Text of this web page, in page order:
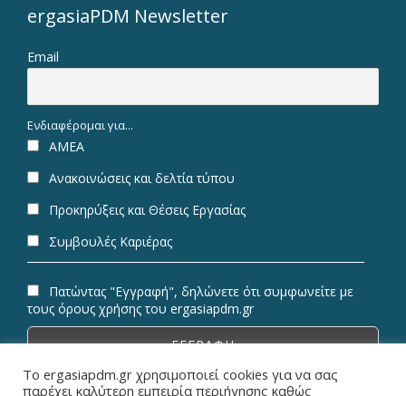
ergasiaPDM Newsletter
Email
Ενδιαφέρομαι για...
ΑΜΕΑ
Ανακοινώσεις και δελτία τύπου
Προκηρύξεις και Θέσεις Εργασίας
Συμβουλές Καριέρας
Πατώντας "Εγγραφή", δηλώνετε ότι συμφωνείτε με
τους όρους χρήσης του ergasiapdm.gr
Το ergasiapdm.gr χρησιμοποιεί cookies για να σας
παρέχει καλύτερη εμπειρία περιήγησης καθώς